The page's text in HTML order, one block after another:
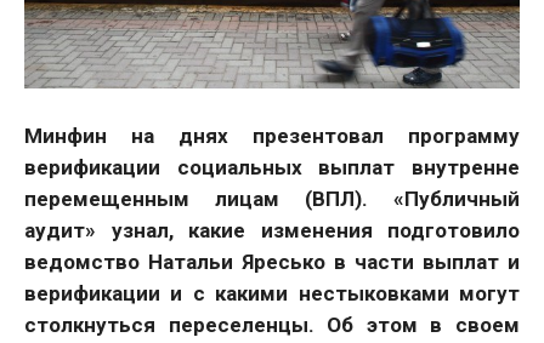
Минфин на днях презентовал программу
верификации социальных выплат внутренне
перемещенным лицам (ВПЛ). «Публичный
аудит» узнал, какие изменения подготовило
ведомство Натальи Яресько в части выплат и
верификации и с какими нестыковками могут
столкнуться переселенцы. Об этом в своем